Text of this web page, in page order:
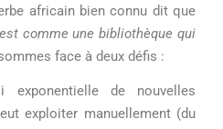
africain bien connu dit que
comme une bibliothèque qui
face à deux défis :
exponentielle de nouvelles
exploiter manuellement (du